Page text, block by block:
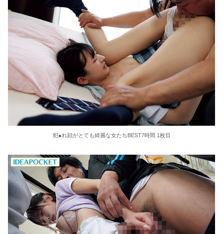
犯●れ顔がとても綺麗な女たちBEST7時間 1枚目